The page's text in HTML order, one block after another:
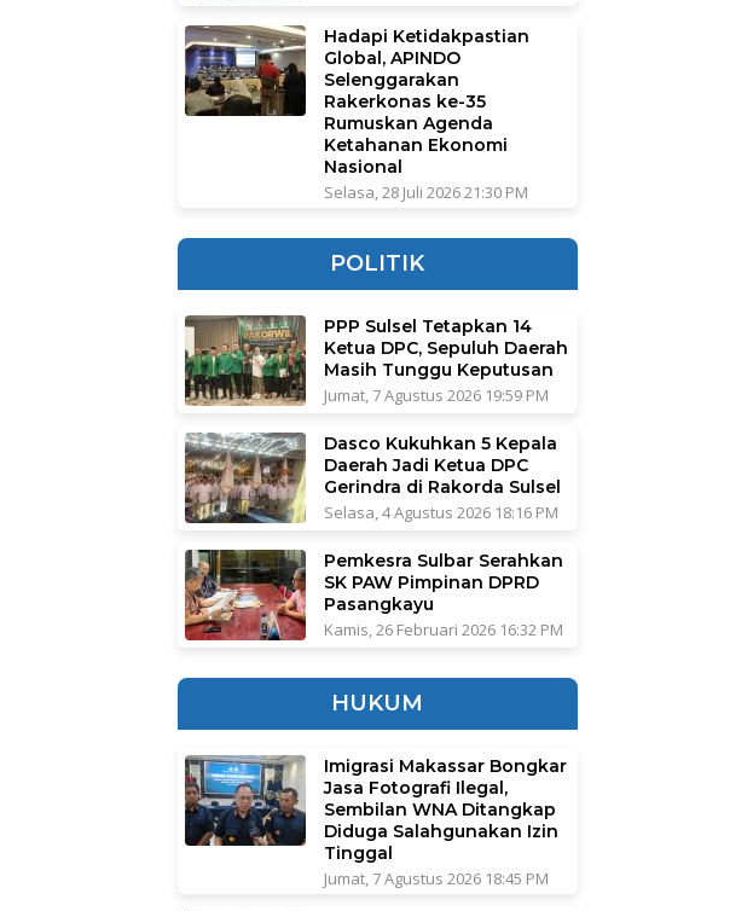
Hadapi Ketidakpastian
Global, APINDO
Selenggarakan
Rakerkonas ke-35
Rumuskan Agenda
Ketahanan Ekonomi
Nasional
Selasa, 28 Juli 2026 21:30 PM
POLITIK
PPP Sulsel Tetapkan 14
Ketua DPC, Sepuluh Daerah
Masih Tunggu Keputusan
Jumat, 7 Agustus 2026 19:59 PM
Dasco Kukuhkan 5 Kepala
Daerah Jadi Ketua DPC
Gerindra di Rakorda Sulsel
Selasa, 4 Agustus 2026 18:16 PM
Pemkesra Sulbar Serahkan
SK PAW Pimpinan DPRD
Pasangkayu
Kamis, 26 Februari 2026 16:32 PM
HUKUM
Imigrasi Makassar Bongkar
Jasa Fotografi Ilegal,
Sembilan WNA Ditangkap
Diduga Salahgunakan Izin
Tinggal
Jumat, 7 Agustus 2026 18:45 PM